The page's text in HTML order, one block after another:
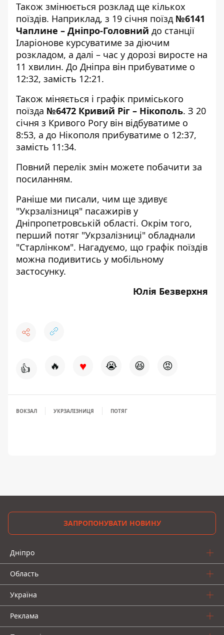
Також змінюється розклад ще кількох
поїздів. Наприклад, з 19 січня поїзд №6141
Чаплине – Дніпро-Головний до станції
Іларіонове курсуватиме за діючим
розкладом, а далі – час у дорозі виросте на
11 хвилин. До Дніпра він прибуватиме о
12:32, замість 12:21.
Також міняється і графік приміського
поїзда №6472 Кривий Ріг – Нікополь. З 20
січня з Кривого Рогу він відбуватиме о
8:53, а до Нікополя прибуватиме о 12:37,
замість 11:34.
Повний перелік змін можете побачити за
посиланням.
Раніше ми писали, чим ще здивує
"Укрзалізниця" пасажирів у
Дніпропетровській області. Окрім того,
перший потяг "Укрзалізниці" обладнали
"Старлінком". Нагадуємо, що графік поїздів
можна подивитись у мобільному
застосунку.
Юлія Безверхня
👍 🔥 ♥ 😭 😆 😡
ВОКЗАЛ УКРЗАЛІЗНИЦЯ ПОТЯГ
ЗАПРОПОНУВАТИ НОВИНУ
Дніпро
Область
Україна
Реклама